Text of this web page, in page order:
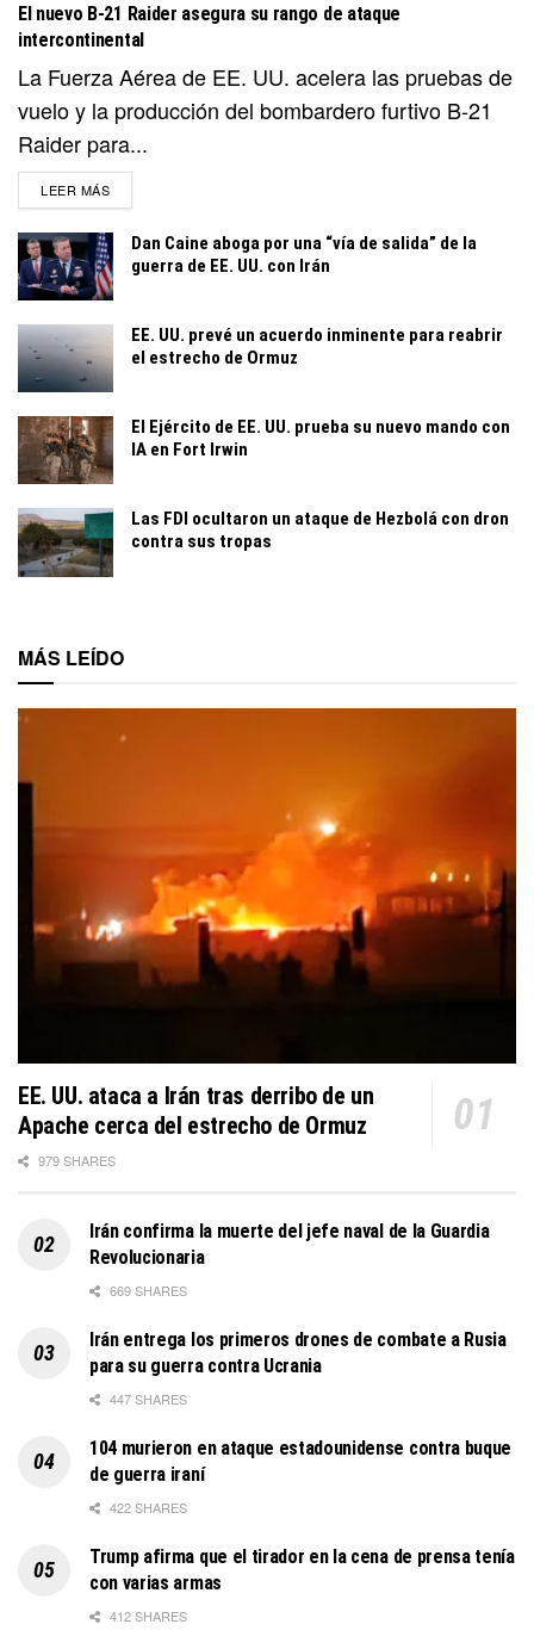
El nuevo B-21 Raider asegura su rango de ataque
intercontinental
La Fuerza Aérea de EE. UU. acelera las pruebas de
vuelo y la producción del bombardero furtivo B-21
Raider para...
LEER MÁSDETAILS
Dan Caine aboga por una “vía de salida” de la
guerra de EE. UU. con Irán
EE. UU. prevé un acuerdo inminente para reabrir
el estrecho de Ormuz
El Ejército de EE. UU. prueba su nuevo mando con
IA en Fort Irwin
Las FDI ocultaron un ataque de Hezbolá con dron
contra sus tropas
MÁS LEÍDO
EE. UU. ataca a Irán tras derribo de un
Apache cerca del estrecho de Ormuz
979 SHARES
Irán confirma la muerte del jefe naval de la Guardia
Revolucionaria
669 SHARES
Irán entrega los primeros drones de combate a Rusia
para su guerra contra Ucrania
447 SHARES
104 murieron en ataque estadounidense contra buque
de guerra iraní
422 SHARES
Trump afirma que el tirador en la cena de prensa tenía
con varias armas
412 SHARES